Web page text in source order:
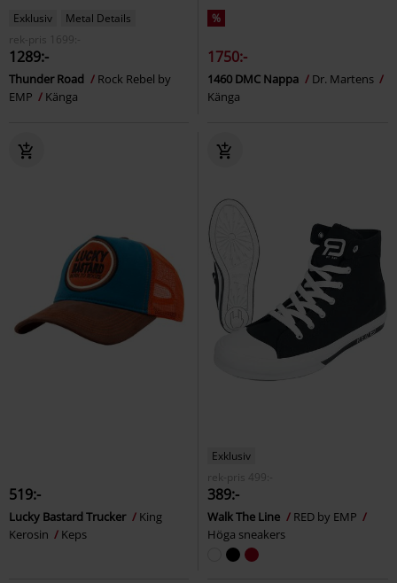
Exklusiv
Metal Details
rek-pris
1699:-
1289:-
Thunder Road
Rock Rebel by
EMP
Känga
%
1750:-
1460 DMC Nappa
Dr. Martens
Känga
519:-
Lucky Bastard Trucker
King
Kerosin
Keps
Exklusiv
rek-pris
499:-
389:-
Walk The Line
RED by EMP
Höga sneakers